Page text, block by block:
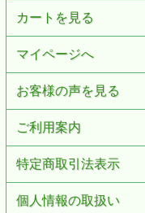
カートを見る
マイページへ
お客様の声を見る
ご利用案内
特定商取引法表示
個人情報の取扱い